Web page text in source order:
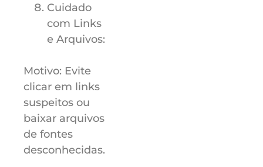
Cuidado
com Links
e Arquivos:
Motivo: Evite
clicar em links
suspeitos ou
baixar arquivos
de fontes
desconhecidas.